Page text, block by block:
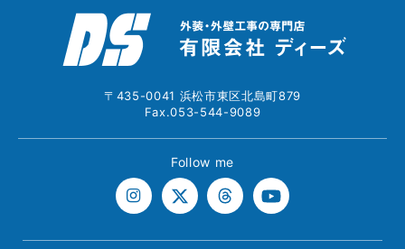
〒435-0041 浜松市東区北島町879
Fax.053-544-9089
Follow me